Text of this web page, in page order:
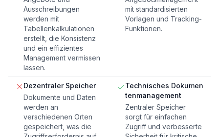
Ausschreibungen
werden mit
Tabellenkalkulationen
erstellt, die Konsistenz
und ein effizientes
Management vermissen
lassen.
mit standardisierten
Vorlagen und Tracking-
Funktionen.
Dezentraler Speicher
Dokumente und Daten
werden an
verschiedenen Orten
gespeichert, was die
Technisches Dokumen
tenmanagement
Zentraler Speicher
sorgt für einfachen
Zugriff und verbesserte